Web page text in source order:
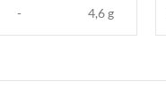
- 4,6 g